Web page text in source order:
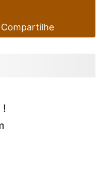
!